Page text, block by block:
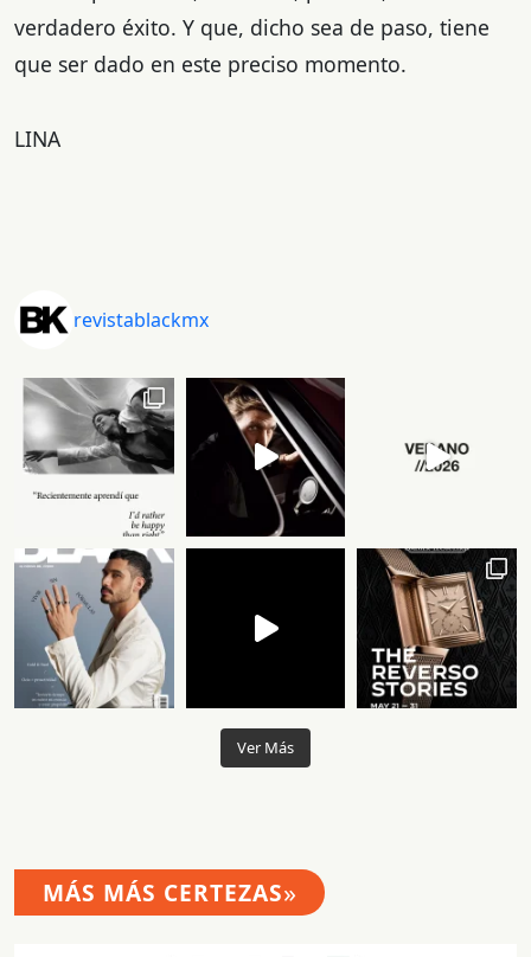
verdadero éxito. Y que, dicho sea de paso, tiene
que ser dado en este preciso momento.
LINA
revistablackmx
Ver Más
MÁS MÁS CERTEZAS»